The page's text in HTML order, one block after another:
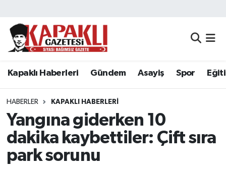
Kapaklı Haberleri Gündem Asayiş Spor
HABERLER KAPAKLI HABERLERI
Yangına giderken 10
dakika kaybettiler: Çift sıra
park sorunu
Kapaklı Haberleri
Asayiş
Spor
Eğitim
Tekirdağ Nöbetçi Eczaneler
Tekirdağ Namaz Vakitleri
Tekirdağ Trafik Yoğunluk Haritası
Süper Lig Puan Durumu ve Fikstür